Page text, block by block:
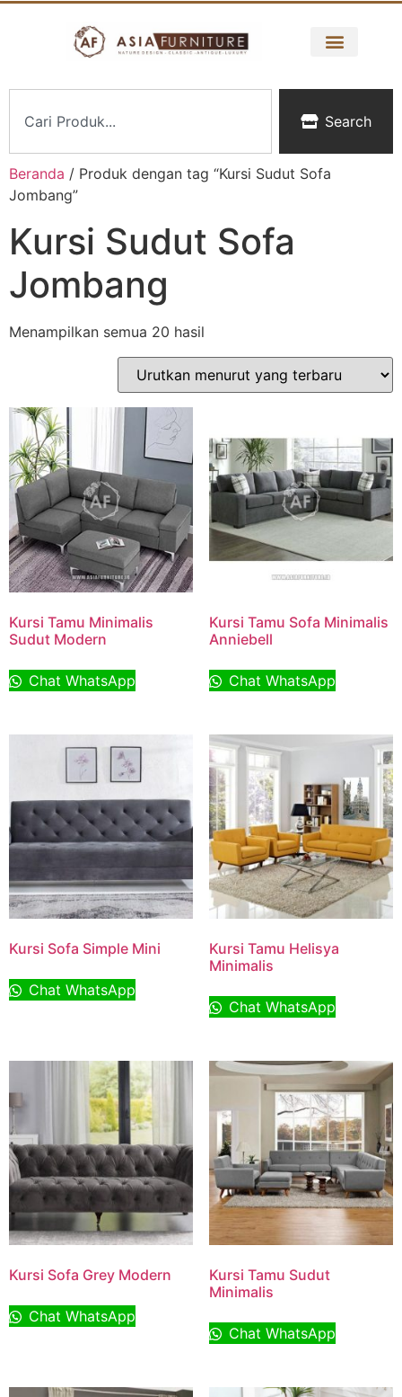
Search
Beranda / Produk dengan tag “Kursi Sudut Sofa
Jombang”
Kursi Sudut Sofa
Jombang
Menampilkan semua 20 hasil
Kursi Tamu Minimalis
Sudut Modern
Chat WhatsApp
Kursi Tamu Sofa Minimalis
Anniebell
Chat WhatsApp
Kursi Sofa Simple Mini
Chat WhatsApp
Kursi Tamu Helisya
Minimalis
Chat WhatsApp
Kursi Sofa Grey Modern
Chat WhatsApp
Kursi Tamu Sudut
Minimalis
Chat WhatsApp